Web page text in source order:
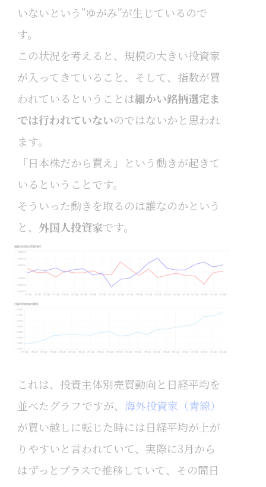
いないという”ゆがみ”が生じているので
す。
この状況を考えると、規模の大きい投資家
が入ってきていること、そして、指数が買
われているということは細かい銘柄選定ま
では行われていないのではないかと思われ
ます。
「日本株だから買え」という動きが起きて
いるということです。
そういった動きを取るのは誰なのかという
と、 外国人投資家です。
これは、投資主体別売買動向と日経平均を
並べたグラフですが、 海外投資家（青線）
が買い越しに転じた時には日経平均が上が
りやすいと言われていて、実際に3月から
はずっとプラスで推移していて、その間日